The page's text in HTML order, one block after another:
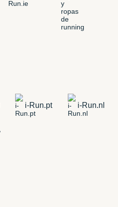
i-Run.pt i-Run.nl